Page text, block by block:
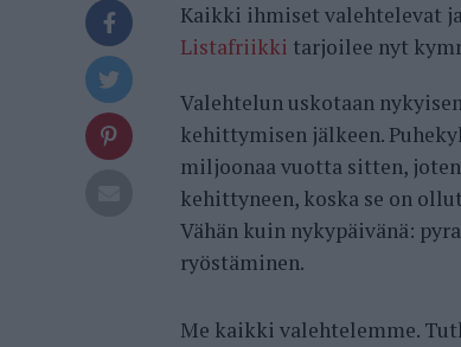
Kaikki ihmiset valehtelevat
Listafriikki tarjoilee nyt
Valehtelun uskotaan
kehittymisen jälkeen.
miljoonaa vuotta sitten,
kehittyneen, koska se on
Vähän kuin nykypäivänä:
ryöstäminen.
Me kaikki valehtelemme.